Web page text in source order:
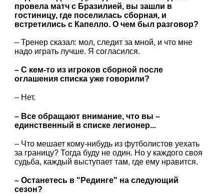
провела матч с Бразилией, вы зашли в
гостиницу, где поселилась сборная, и
встретились с Капелло. О чем был разговор?
– Тренер сказал: мол, следит за мной, и что мне
надо играть лучше. Я согласился.
– С кем-то из игроков сборной после
оглашения списка уже говорили?
– Нет.
– Все обращают внимание, что вы –
единственный в списке легионер...
– Что мешает кому-нибудь из футболистов уехать
за границу? Тогда буду не один. Но у каждого своя
судьба, каждый выступает там, где ему нравится.
– Останетесь в "Рединге" на следующий
сезон?